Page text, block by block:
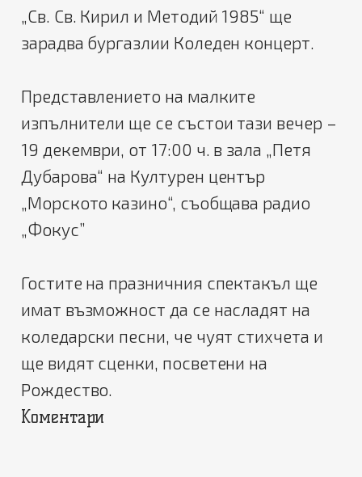
„Св. Св. Кирил и Методий 1985“ ще
зарадва бургазлии Коледен концерт.
Представлението на малките
изпълнители ще се състои тази вечер –
19 декември, от 17:00 ч. в зала „Петя
Дубарова“ на Културен център
„Морското казино“, съобщава радио
„Фокус”
Гостите на празничния спектакъл ще
имат възможност да се насладят на
коледарски песни, че чуят стихчета и
ще видят сценки, посветени на
Рождество.
Коментари